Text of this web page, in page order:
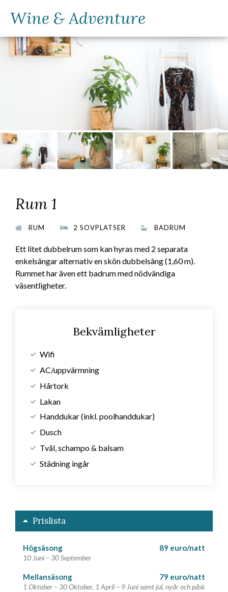
Wine & Adventure
Rum 1
RUM 2 SOVPLATSER BADRUM
Ett litet dubbelrum som kan hyras med 2 separata
enkelsängar alternativ en skön dubbelsäng (1,60 m).
Rummet har även ett badrum med nödvändiga
väsentligheter.
Bekvämligheter
Wifi
AC/uppvärmning
Hårtork
Lakan
Handdukar (inkl. poolhanddukar)
Dusch
Tvål, schampo & balsam
Städning ingår
Prislista
Högsäsong 89 euro/natt
10 Juni – 30 September
Mellansäsong 79 euro/natt
1 Oktober – 30 Oktober, 1 April – 9 Juni samt jul, nyår och påsk